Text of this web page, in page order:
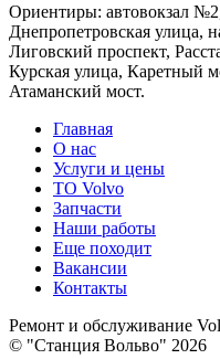
Ориентиры: автовокзал
Днепропетровская улица,
Лиговский проспект,
Курская улица, Каретный
Атаманский мост.
Главная
О нас
Услуги и цены
TO Volvo
Запчасти
Наши работы
Еще походит
Вакансии
Контакты
Ремонт и обслуживание
© "Станция Вольво" 2026